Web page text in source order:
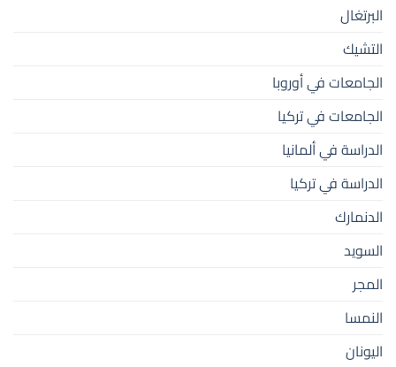
البرتغال
التشيك
الجامعات في أوروبا
الجامعات في تركيا
الدراسة في ألمانيا
الدراسة في تركيا
الدنمارك
السويد
المجر
النمسا
اليونان